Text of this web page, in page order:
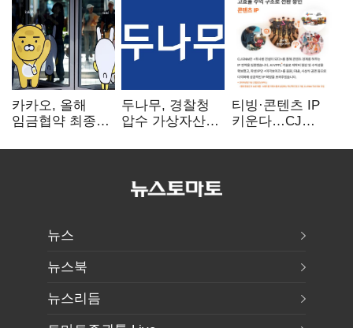
카카오, 올해
임금협약 최종
인상·격려금
두나무, 경찰청
압수 가상자산
커스터디 사업
티빙·콘텐츠 IP
키운다…CJ
글로벌 확장 가속
뉴스
뉴스북
뉴스리듬